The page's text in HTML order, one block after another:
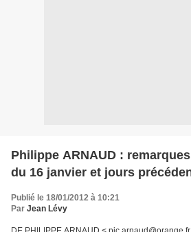
Philippe ARNAUD :
du 16 janvier et jours
Publié le 18/01/2012 à 10:21
Par Jean Lévy